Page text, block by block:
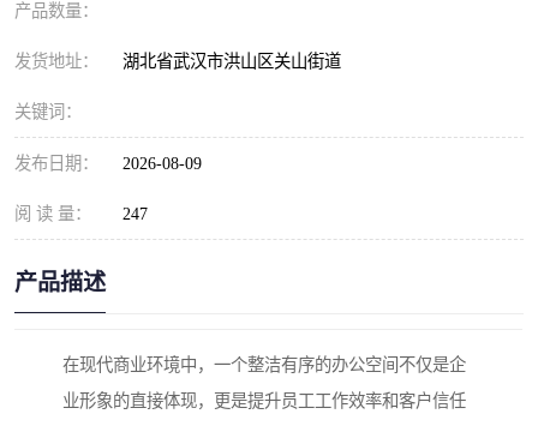
产品数量：
发货地址： 湖北省武汉市洪山区关山街道
关键词：
发布日期： 2026-08-09
阅 读 量： 247
产品描述
在现代商业环境中，一个整洁有序的办公空间不仅是企
业形象的直接体现，更是提升员工工作效率和客户信任